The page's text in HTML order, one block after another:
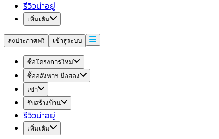
รีวิวน่าอยู่
เพิ่มเติม
ลงประกาศฟรี เข้าสู่ระบบ
ซื้อโครงการใหม่
ซื้ออสังหาฯ มือสอง
เช่า
รับสร้างบ้าน
รีวิวน่าอยู่
เพิ่มเติม